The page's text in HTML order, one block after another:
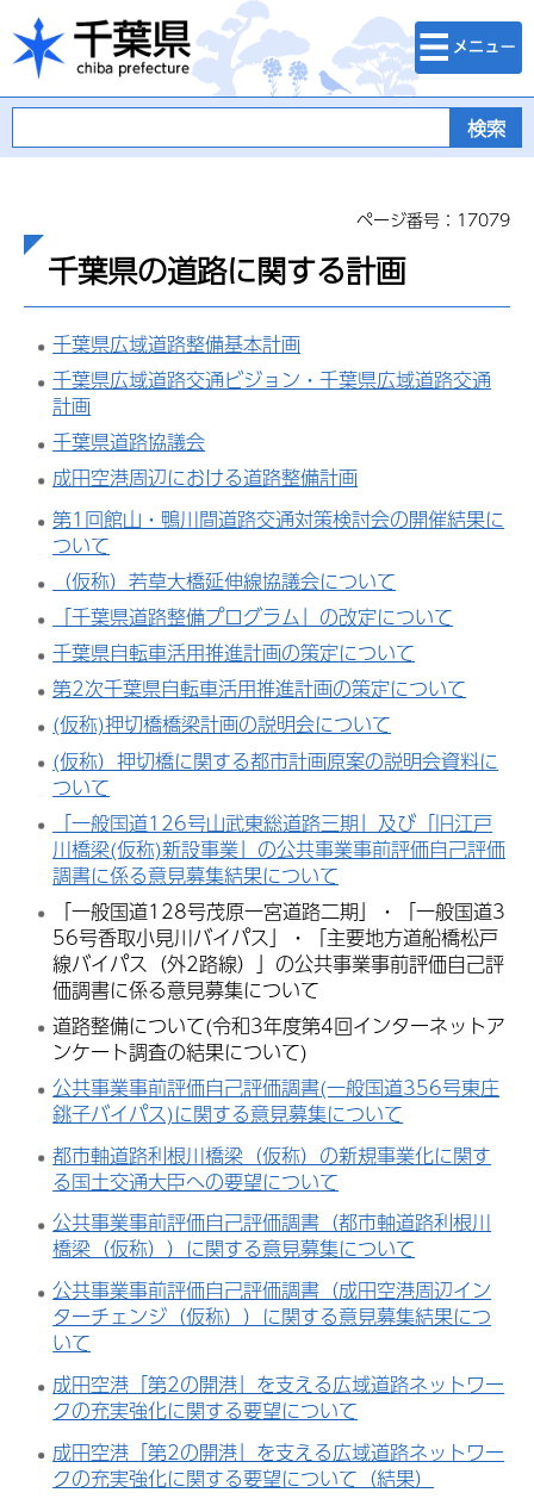
千葉県
検索・メニュ
ー
ページ番号：17079
千葉県の道路に関する計画
千葉県広域道路整備基本計画
千葉県広域道路交通ビジョン・千葉県広域道路交通
計画
千葉県道路協議会
成田空港周辺における道路整備計画
第1回館山・鴨川間道路交通対策検討会の開催結果に
ついて
（仮称）若草大橋延伸線協議会について
「千葉県道路整備プログラム」の改定について
千葉県自転車活用推進計画の策定について
第2次千葉県自転車活用推進計画の策定について
(仮称)押切橋橋梁計画の説明会について
(仮称）押切橋に関する都市計画原案の説明会資料に
ついて
「一般国道126号山武東総道路三期」及び「旧江戸
川橋梁(仮称)新設事業」の公共事業事前評価自己評価
調書に係る意見募集結果について
「一般国道128号茂原一宮道路二期」・「一般国道3
56号香取小見川バイパス」・「主要地方道船橋松戸
線バイパス（外2路線）」の公共事業事前評価自己評
価調書に係る意見募集について
道路整備について(令和3年度第4回インターネットア
ンケート調査の結果について)
公共事業事前評価自己評価調書(一般国道356号東庄
銚子バイパス)に関する意見募集について
都市軸道路利根川橋梁（仮称）の新規事業化に関す
る国土交通大臣への要望について
公共事業事前評価自己評価調書（都市軸道路利根川
橋梁（仮称））に関する意見募集について
公共事業事前評価自己評価調書（成田空港周辺イン
ターチェンジ（仮称））に関する意見募集結果につ
いて
成田空港「第2の開港」を支える広域道路ネットワー
クの充実強化に関する要望について
成田空港「第2の開港」を支える広域道路ネットワー
クの充実強化に関する要望について（結果）